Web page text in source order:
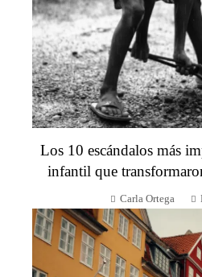
Los 10 escándalos más
infantil que
Carla Ortega